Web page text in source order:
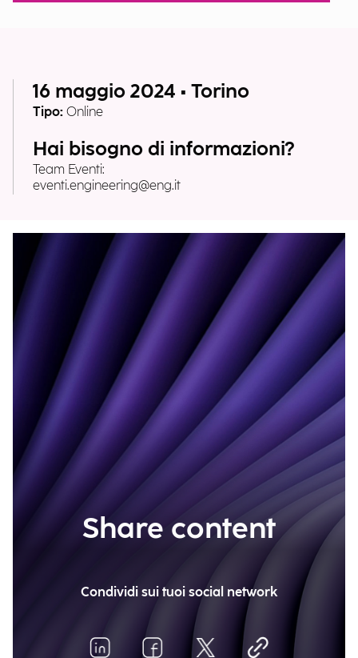
16 maggio 2024 • Torino
Tipo: Online
Hai bisogno di informazioni?
Team Eventi:
eventi.engineering@eng.it
Share content
Condividi sui tuoi social network